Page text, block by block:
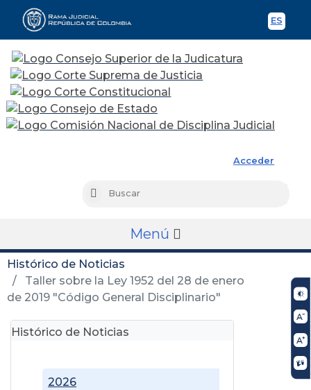
ES
Acceder
Buscar
Menú
Histórico de Noticias
Taller sobre la Ley 1952 del 28 de enero
de 2019 "Código General Disciplinario"
Histórico de Noticias
2026